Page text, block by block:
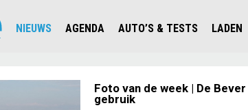
NIEUWS
CIJFERS EN STATISTIEKEN EV'S IN NEDERLAND
AANMELDEN NIEUWSBRIEF
AGENDA
AUTO’S & TESTS
JOUW VOLGENDE AUTO
LADEN
Foto van de week | De
gebruik